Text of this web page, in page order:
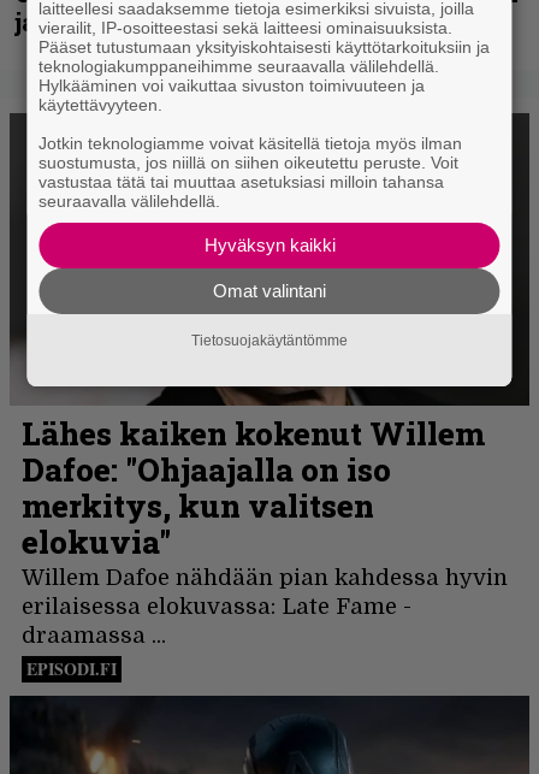
ja muita lauantain esiintyjiä
laitteellesi saadaksemme tietoja esimerkiksi sivuista, joilla
vierailit, IP-osoitteestasi sekä laitteesi ominaisuuksista.
Pääset tutustumaan yksityiskohtaisesti käyttötarkoituksiin ja
teknologiakumppaneihimme seuraavalla välilehdellä.
Hylkääminen voi vaikuttaa sivuston toimivuuteen ja
käytettävyyteen.
Jotkin teknologiamme voivat käsitellä tietoja myös ilman
suostumusta, jos niillä on siihen oikeutettu peruste. Voit
vastustaa tätä tai muuttaa asetuksiasi milloin tahansa
seuraavalla välilehdellä.
Hyväksyn kaikki
Omat valintani
Tietosuojakäytäntömme